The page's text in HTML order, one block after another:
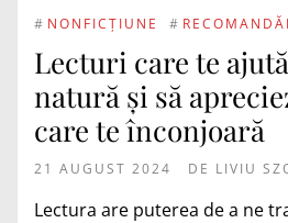
# NONFICȚIUNE #
Lecturi care te
natură și să
care te înconjoară
21 AUGUST 2024 DE LIVIU
Lectura are puterea de a ne